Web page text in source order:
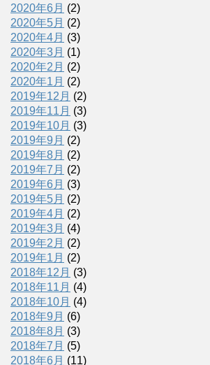
2020年6月 (2)
2020年5月 (2)
2020年4月 (3)
2020年3月 (1)
2020年2月 (2)
2020年1月 (2)
2019年12月 (2)
2019年11月 (3)
2019年10月 (3)
2019年9月 (2)
2019年8月 (2)
2019年7月 (2)
2019年6月 (3)
2019年5月 (2)
2019年4月 (2)
2019年3月 (4)
2019年2月 (2)
2019年1月 (2)
2018年12月 (3)
2018年11月 (4)
2018年10月 (4)
2018年9月 (6)
2018年8月 (3)
2018年7月 (5)
2018年6月 (11)